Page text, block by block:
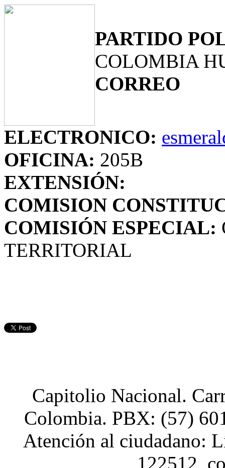
PARTIDO
COLOMBIA
CORREO
ELECTRONICO:
OFICINA: 205B
EXTENSIÓN:
COMISION
COMISIÓN ESPECIAL:
TERRITORIAL
Capitolio Nacional.
Colombia. PBX: (57)
Atención al ciudadano:
122512,